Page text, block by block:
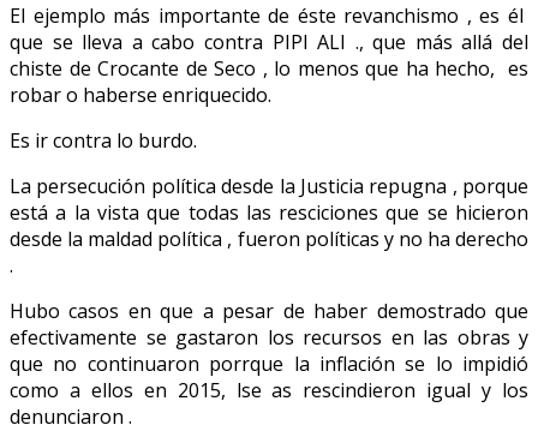
El ejemplo más importante de éste revanchismo , es él
que se lleva a cabo contra PIPI ALI ., que más allá del
chiste de Crocante de Seco , lo menos que ha hecho, es
robar o haberse enriquecido.
Es ir contra lo burdo.
La persecución política desde la Justicia repugna , porque
está a la vista que todas las resciciones que se hicieron
desde la maldad política , fueron políticas y no ha derecho
.
Hubo casos en que a pesar de haber demostrado que
efectivamente se gastaron los recursos en las obras y
que no continuaron porrque la inflación se lo impidió
como a ellos en 2015, lse as rescindieron igual y los
denunciaron .